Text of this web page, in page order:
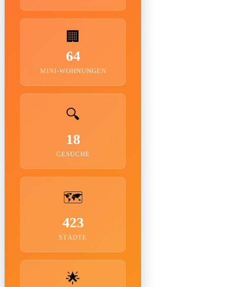
🏢
64
MINI-WOHNUNGEN
🔍
18
GESUCHE
🗺️
423
STÄDTE
🌟